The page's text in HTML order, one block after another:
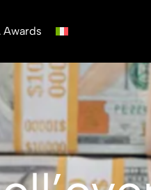
Awards